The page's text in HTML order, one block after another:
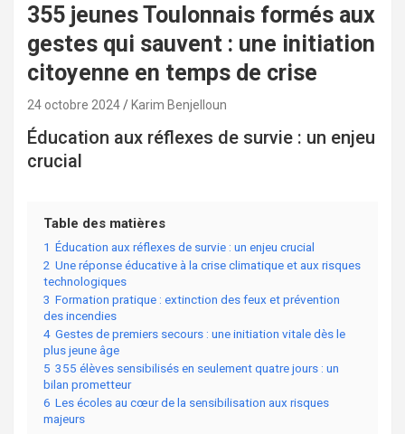
355 jeunes Toulonnais formés aux
gestes qui sauvent : une initiation
citoyenne en temps de crise
24 octobre 2024 Karim Benjelloun
Éducation aux réflexes de survie : un enjeu
crucial
Table des matières
1 Éducation aux réflexes de survie : un enjeu crucial
2 Une réponse éducative à la crise climatique et aux risques
technologiques
3 Formation pratique : extinction des feux et prévention
des incendies
4 Gestes de premiers secours : une initiation vitale dès le
plus jeune âge
5 355 élèves sensibilisés en seulement quatre jours : un
bilan prometteur
6 Les écoles au cœur de la sensibilisation aux risques
majeurs